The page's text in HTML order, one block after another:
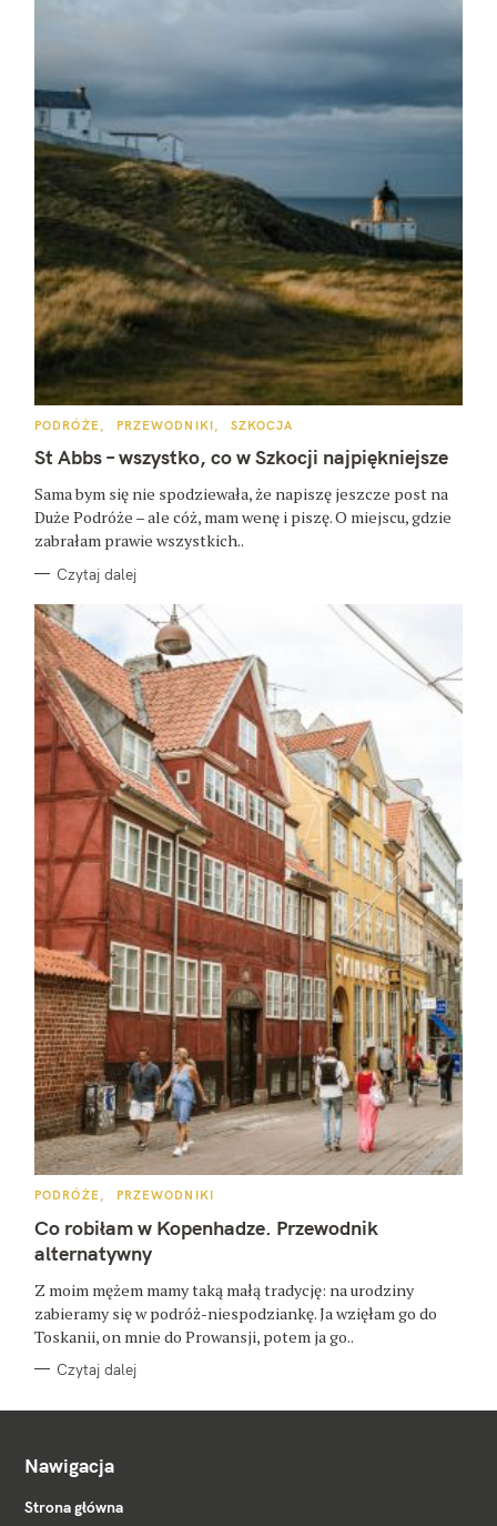
K
T
E
O
R
I
PODRÓŻE PRZEWODNIKI SZKOCJA
St Abbs – wszystko, co w Szkocji najpiękniejsze
Sama bym się nie spodziewała, że napiszę jeszcze post na
Duże Podróże – ale cóż, mam wenę i piszę. O miejscu, gdzie
zabrałam prawie wszystkich..
Czytaj dalej
K
T
E
G
O
I
E
PODRÓŻE PRZEWODNIKI
Co robiłam w Kopenhadze. Przewodnik
alternatywny
Z moim mężem mamy taką małą tradycję: na urodziny
zabieramy się w podróż-niespodziankę. Ja wzięłam go do
Toskanii, on mnie do Prowansji, potem ja go..
Czytaj dalej
Nawigacja
Strona główna